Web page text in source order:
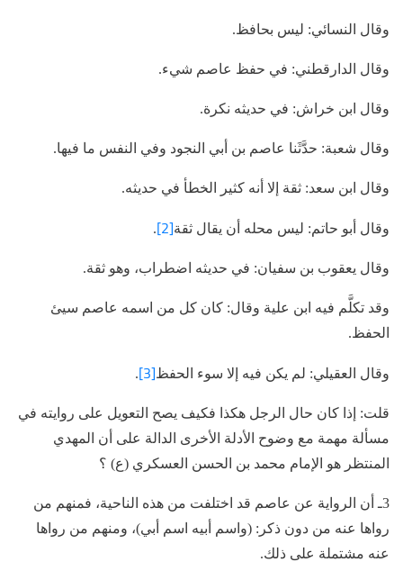
وقال النسائي: ليس بحافظ.
وقال الدارقطني: في حفظ عاصم شيء.
وقال ابن خراش: في حديثه نكرة.
وقال شعبة: حدَّثَنا عاصم بن أبي النجود وفي النفس ما فيها.
وقال ابن سعد: ثقة إلا أنه كثير الخطأ في حديثه.
وقال أبو حاتم: ليس محله أن يقال ثقة[2]
.
وقال يعقوب بن سفيان: في حديثه اضطراب، وهو ثقة.
وقد تكلَّم فيه ابن علية وقال: كان كل من اسمه عاصم سيئ
الحفظ.
وقال العقيلي: لم يكن فيه إلا سوء الحفظ[3]
.
قلت: إذا كان حال الرجل هكذا فكيف يصح التعويل على روايته في
مسألة مهمة مع وضوح الأدلة الأخرى الدالة على أن المهدي
المنتظر هو الإمام محمد بن الحسن العسكري (ع) ؟
3ـ أن الرواية عن عاصم قد اختلفت من هذه الناحية، فمنهم من
رواها عنه من دون ذكر: (واسم أبيه اسم أبي)، ومنهم من رواها
عنه مشتملة على ذلك.